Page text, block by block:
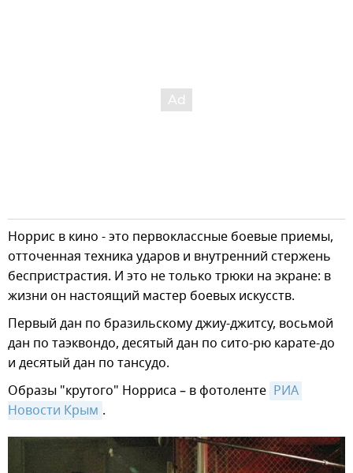
Норрис в кино - это первоклассные боевые приемы,
отточенная техника ударов и внутренний стержень
беспристрастия. И это не только трюки на экране: в
жизни он настоящий мастер боевых искусств.
Первый дан по бразильскому джиу-джитсу, восьмой
дан по таэквондо, десятый дан по сито-рю карате-до
и десятый дан по тансудо.
Образы "крутого" Норриса – в фотоленте РИА
Новости Крым .